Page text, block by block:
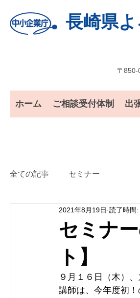
長崎県
〒850-
ホーム ご相談受付体制 出
全ての記事 セミナー
セミナ
ト】
2021年8月19日 読了時間
９月１６日（木）
講師は、今年度初